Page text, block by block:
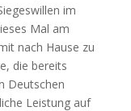
im
Mal am
nach Hause zu
die bereits
Deutschen
Leistung auf